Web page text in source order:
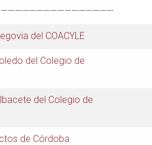
del COACYLE
del Colegio de
del Colegio de
de Córdoba